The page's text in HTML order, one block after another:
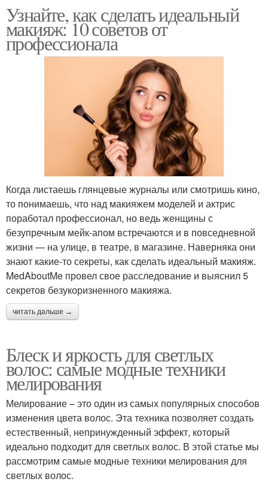
Узнайте, как сделать идеальный
макияж: 10 советов от
профессионала
Когда листаешь глянцевые журналы или смотришь кино,
то понимаешь, что над макияжем моделей и актрис
поработал профессионал, но ведь женщины с
безупречным мейк-апом встречаются и в повседневной
жизни — на улице, в театре, в магазине. Наверняка они
знают какие-то секреты, как сделать идеальный макияж.
MedAboutMe провел свое расследование и выяснил 5
секретов безукоризненного макияжа.
читать дальше →
Блеск и яркость для светлых
волос: самые модные техники
мелирования
Мелирование – это один из самых популярных способов
изменения цвета волос. Эта техника позволяет создать
естественный, непринужденный эффект, который
идеально подходит для светлых волос. В этой статье мы
рассмотрим самые модные техники мелирования для
светлых волос.